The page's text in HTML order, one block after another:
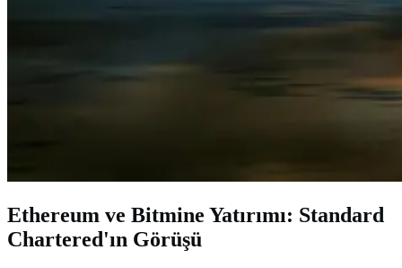
Ethereum ve Bitmine Yatırımı: Standard
Chartered'ın Görüşü